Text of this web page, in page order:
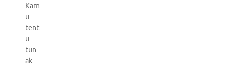
Kam
u
tent
u
tun
ak